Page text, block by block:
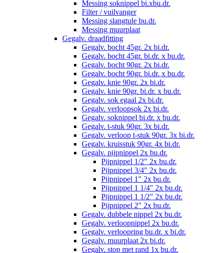
Messing soknippel bi.xbu.dr.
Filter / vuilvanger
Messing slangtule bu.dr.
Messing muurplaat
Gegalv. draadfitting
Gegalv. bocht 45gr. 2x bi.dr.
Gegalv. bocht 45gr. bi.dr. x bu.dr.
Gegalv. bocht 90gr. 2x bi.dr.
Gegalv. bocht 90gr. bi.dr. x bu.dr.
Gegalv. knie 90gr. 2x bi.dr.
Gegalv. knie 90gr. bi.dr. x bu.dr.
Gegalv. sok egaal 2x bi.dr.
Gegalv. verloopsok 2x bi.dr.
Gegalv. soknippel bi.dr. x bu.dr.
Gegalv. t-stuk 90gr. 3x bi.dr.
Gegalv. verloop t-stuk 90gr. 3x bi.dr.
Gegalv. kruisstuk 90gr. 4x bi.dr.
Gegalv. pijpnippel 2x bu.dr.
Pijpnippel 1/2" 2x bu.dr.
Pijpnippel 3/4" 2x bu.dr.
Pijpnippel 1" 2x bu.dr.
Pijpnippel 1 1/4" 2x bu.dr.
Pijpnippel 1 1/2" 2x bu.dr.
Pijpnippel 2" 2x bu.dr.
Gegalv. dubbele nippel 2x bu.dr.
Gegalv. verloopnippel 2x bu.dr.
Gegalv. verloopring bu.dr. x bi.dr.
Gegalv. muurplaat 2x bi.dr.
Gegalv. stop met rand 1x bu.dr.